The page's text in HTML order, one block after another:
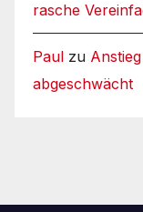
rasche
Paul zu
abgeschwächt